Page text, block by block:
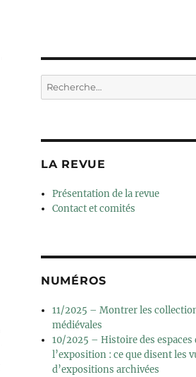
Recherche
pour :
LA REVUE
Présentation de la revue
Contact et comités
NUMÉROS
11/2025 – Montrer les
médiévales
10/2025 – Histoire des espaces
l’exposition : ce que disent les
d’expositions archivées